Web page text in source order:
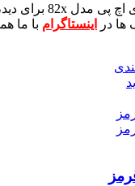
برای
ها در
اینستاگرام با ما